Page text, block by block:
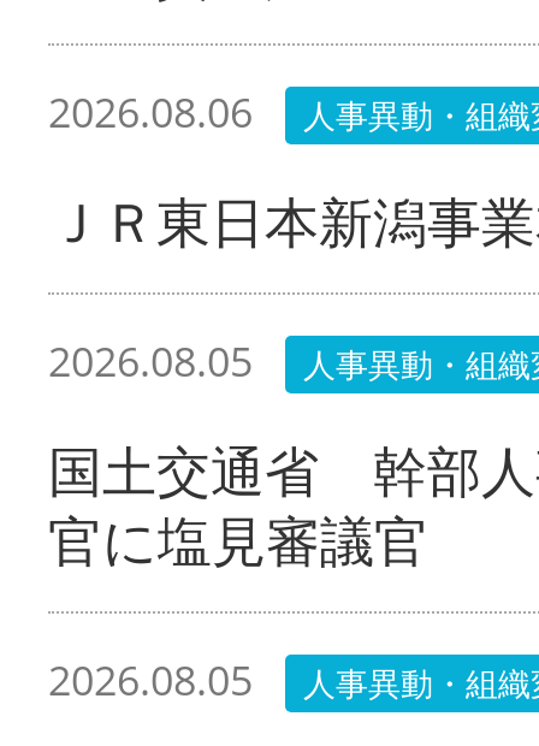
2026.08.06 人事異動・組
ＪＲ東日本新潟事
2026.08.05 人事異動・組
国土交通省 幹部
官に塩見審議官
2026.08.05 人事異動・組